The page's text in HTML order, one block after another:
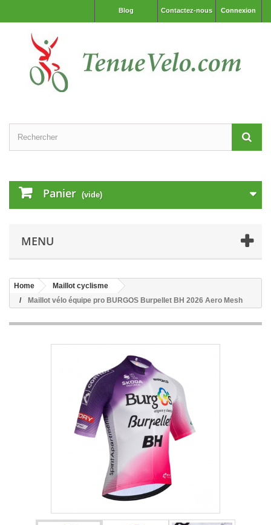
Connexion
Contactez-nous
Blog
Panier (vide)
MENU
Home
Maillot cyclisme
Maillot vélo équipe pro BURGOS Burpellet BH 2026 Aero Mesh